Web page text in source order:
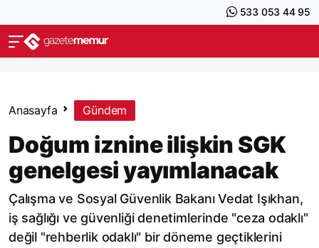
533 053 44 95
Anasayfa Gündem
Doğum iznine ilişkin SGK
genelgesi yayımlanacak
Çalışma ve Sosyal Güvenlik Bakanı Vedat Işıkhan,
iş sağlığı ve güvenliği denetimlerinde "ceza odaklı"
değil "rehberlik odaklı" bir döneme geçtiklerini